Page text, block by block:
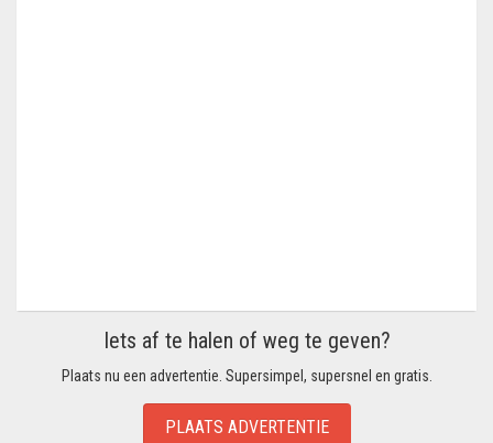
Iets af te halen of weg te geven?
Plaats nu een advertentie. Supersimpel, supersnel en gratis.
PLAATS ADVERTENTIE